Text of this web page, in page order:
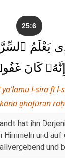
25:6
يَعْلَمُ
كَانَ
l-sira fī
ghafūran
hat ihn
Himmeln und auf
und